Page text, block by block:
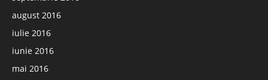
august 2016
iulie 2016
iunie 2016
mai 2016